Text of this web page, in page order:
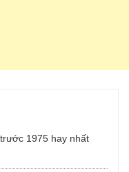
1975 hay nhất